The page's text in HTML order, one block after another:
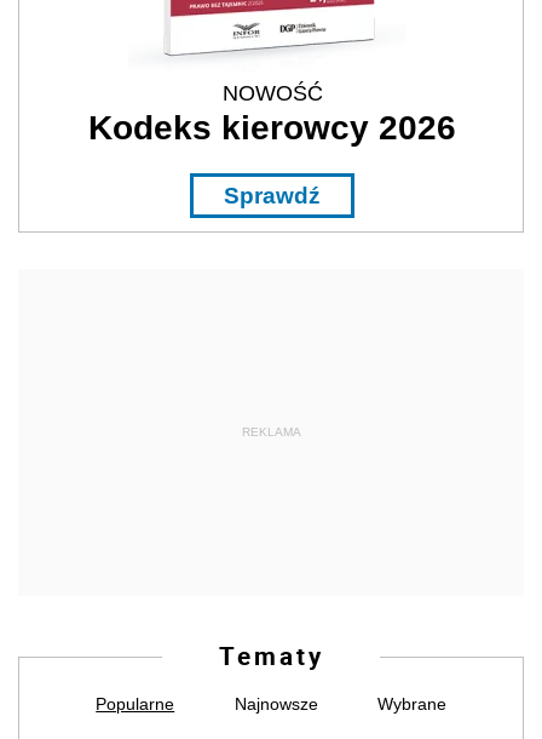
NOWOŚĆ
Kodeks kierowcy 2026
Sprawdź
REKLAMA
Tematy
Popularne Najnowsze Wybrane